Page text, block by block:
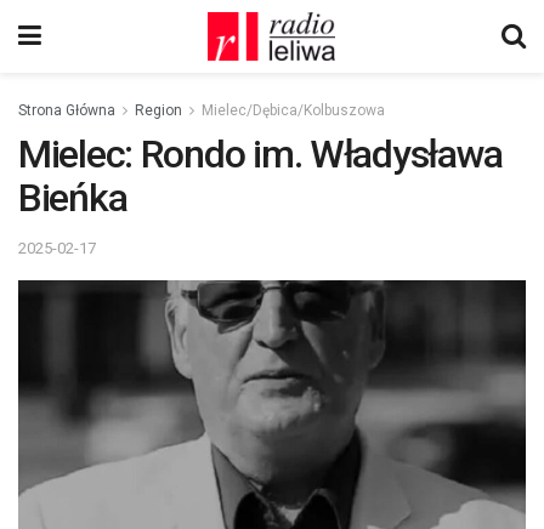
Strona Główna Region Mielec/Dębica/Kolbuszowa
Mielec: Rondo im. Władysława
Bieńka
2025-02-17